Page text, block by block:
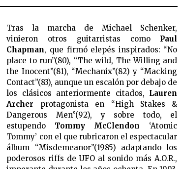
Tras la marcha de Michael Schenker,
vinieron otros guitarristas como Paul
Chapman, que firmó elepés inspirados: “No
place to run”(80), “The wild, The Willing and
the Inocent”(81), “Mechanix”(82) y “Macking
Contact”(83), aunque un escalón por debajo de
los clásicos anteriormente citados, Lauren
Archer protagonista en “High Stakes &
Dangerous Men”(92), y sobre todo, el
estupendo Tommy McClendon ‘Atomic
Tommy’ con el que rubricaron el espectacular
álbum “Misdemeanor”(1985) adaptando los
poderosos riffs de UFO al sonido más A.O.R.,